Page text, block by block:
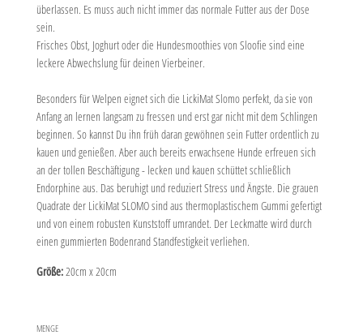
überlassen. Es muss auch nicht immer das normale Futter aus der Dose
sein.
Frisches Obst, Joghurt oder die Hundesmoothies von Sloofie sind eine
leckere Abwechslung für deinen Vierbeiner.
Besonders für Welpen eignet sich die LickiMat Slomo perfekt, da sie von
Anfang an lernen langsam zu fressen und erst gar nicht mit dem Schlingen
beginnen. So kannst Du ihn früh daran gewöhnen sein Futter ordentlich zu
kauen und genießen. Aber auch bereits erwachsene Hunde erfreuen sich
an der tollen Beschäftigung - lecken und kauen schüttet schließlich
Endorphine aus. Das beruhigt und reduziert Stress und Ängste. Die grauen
Quadrate der LickiMat SLOMO sind aus thermoplastischem Gummi gefertigt
und von einem robusten Kunststoff umrandet. Der Leckmatte wird durch
einen gummierten Bodenrand Standfestigkeit verliehen.
Größe:20cm x 20cm
MENGE